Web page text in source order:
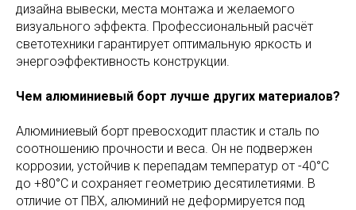
дизайна вывески, места монтажа и желаемого
визуального эффекта. Профессиональный расчёт
светотехники гарантирует оптимальную яркость и
энергоэффективность конструкции.
Чем алюминиевый борт лучше других материалов?
Алюминиевый борт превосходит пластик и сталь по
соотношению прочности и веса. Он не подвержен
коррозии, устойчив к перепадам температур от -40°С
до +80°С и сохраняет геометрию десятилетиями. В
отличие от ПВХ, алюминий не деформируется под